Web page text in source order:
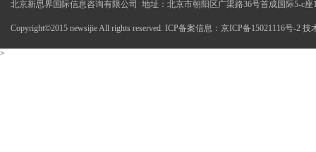
北京新思界国际信息咨询有限公司 地址：北京市朝阳区广渠路36号首成国际5-c座
Copyright©2015 newsijie All rights reserved. ICP备案信息：京ICP备15021116号-2 技
>